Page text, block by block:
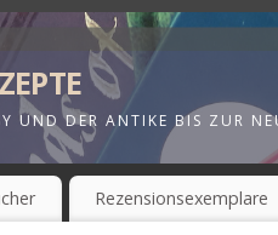
UND DER ANTIKE BIS ZUR
Rezensionsexemplare